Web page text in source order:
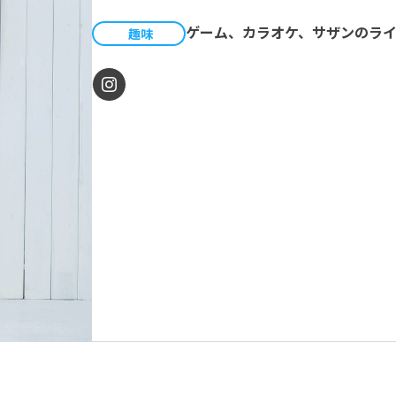
趣味 ゲーム、カラオケ、サザンのラ